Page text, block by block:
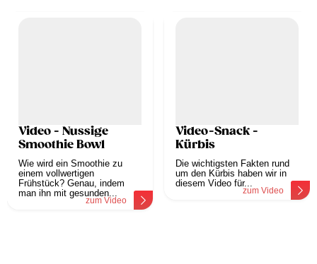
Video - Nussige
Smoothie Bowl
Wie wird ein Smoothie zu
einem vollwertigen
Frühstück? Genau, indem
man ihn mit gesunden...
zum Video
Video-Snack -
Kürbis
Die wichtigsten Fakten rund
um den Kürbis haben wir in
diesem Video für...
zum Video